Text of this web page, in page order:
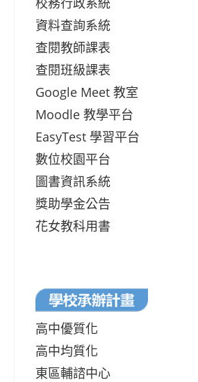
資料查詢系統
查閱教師課表
查閱班級課表
Google Meet 教室
Moodle 教學平台
EasyTest 學習平台
數位校園平台
圖書資訊系統
獎助學金公告
花女教科用書
高中優質化
高中均質化
東區輔諮中心